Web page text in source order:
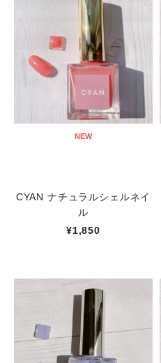
NEW
CYAN ナチュラルシェルネイ
ル
¥1,850